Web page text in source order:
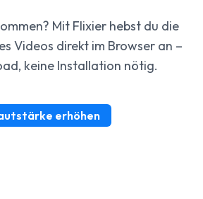
Mit Flixier hebst du die
Videos direkt im Browser an –
keine Installation nötig.
erhöhen